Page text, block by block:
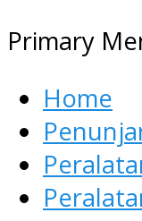
Primary
Home